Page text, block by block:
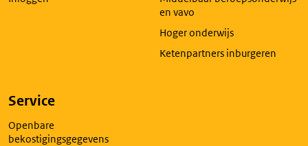
en vavo
Hoger onderwijs
Ketenpartners inburgeren
Service
Openbare
bekostigingsgegevens